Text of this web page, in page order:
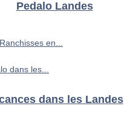
Pedalo Landes
en...
dans les...
dans les Landes